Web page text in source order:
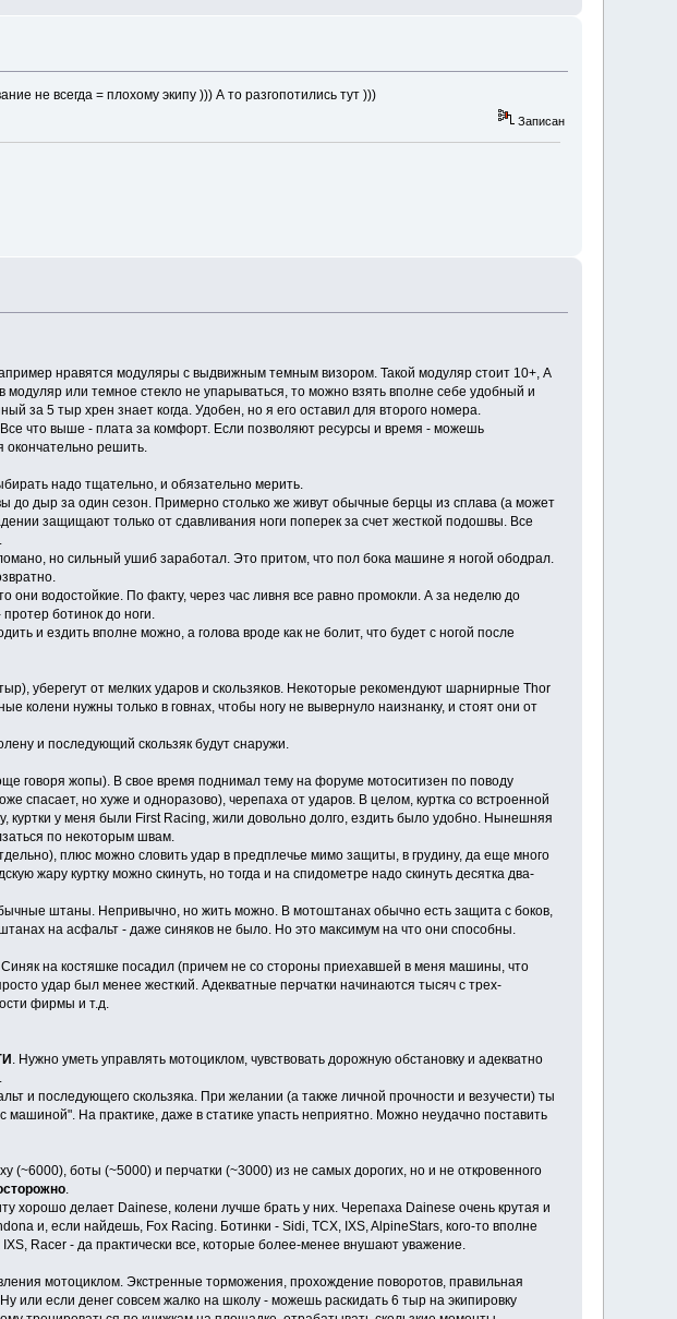
не всегда = плохому экипу ))) А то разгопотились тут )))
Записан
нравятся модуляры с выдвижным темным визором. Такой модуляр стоит 10+, А
или темное стекло не упарываться, то можно взять вполне себе удобный и
за 5 тыр хрен знает когда. Удобен, но я его оставил для второго номера.
что выше - плата за комфорт. Если позволяют ресурсы и время - можешь
окончательно решить.
надо тщательно, и обязательно мерить.
дыр за один сезон. Примерно столько же живут обычные берцы из сплава (а может
защищают только от сдавливания ноги поперек за счет жесткой подошвы. Все
но сильный ушиб заработал. Это притом, что пол бока машине я ногой ободрал.
водостойкие. По факту, через час ливня все равно промокли. А за неделю до
ботинок до ноги.
и ездить вполне можно, а голова вроде как не болит, что будет с ногой после
уберегут от мелких ударов и скользяков. Некоторые рекомендуют шарнирные Thor
нужны только в говнах, чтобы ногу не вывернуло наизнанку, и стоят они от
и последующий скользяк будут снаружи.
говоря жопы). В свое время поднимал тему на форуме мотоситизен по поводу
спасает, но хуже и одноразово), черепаха от ударов. В целом, куртка со встроенной
куртки у меня были First Racing, жили довольно долго, ездить было удобно. Нынешняя
по некоторым швам.
плюс можно словить удар в предплечье мимо защиты, в грудину, да еще много
жару куртку можно скинуть, но тогда и на спидометре надо скинуть десятка два-
штаны. Непривычно, но жить можно. В мотоштанах обычно есть защита с боков,
на асфальт - даже синяков не было. Но это максимум на что они способны.
на костяшке посадил (причем не со стороны приехавшей в меня машины, что
удар был менее жесткий. Адекватные перчатки начинаются тысяч с трех-
фирмы и т.д.
. Нужно уметь управлять мотоциклом, чувствовать дорожную обстановку и адекватно
и последующего скользяка. При желании (а также личной прочности и везучести) ты
На практике, даже в статике упасть неприятно. Можно неудачно поставить
(~6000), боты (~5000) и перчатки (~3000) из не самых дорогих, но и не откровенного
.
делает Dainese, колени лучше брать у них. Черепаха Dainese очень крутая и
и, если найдешь, Fox Racing. Ботинки - Sidi, TCX, IXS, AlpineStars, кого-то вполне
Racer - да практически все, которые более-менее внушают уважение.
мотоциклом. Экстренные торможения, прохождение поворотов, правильная
или если денег совсем жалко на школу - можешь раскидать 6 тыр на экипировку